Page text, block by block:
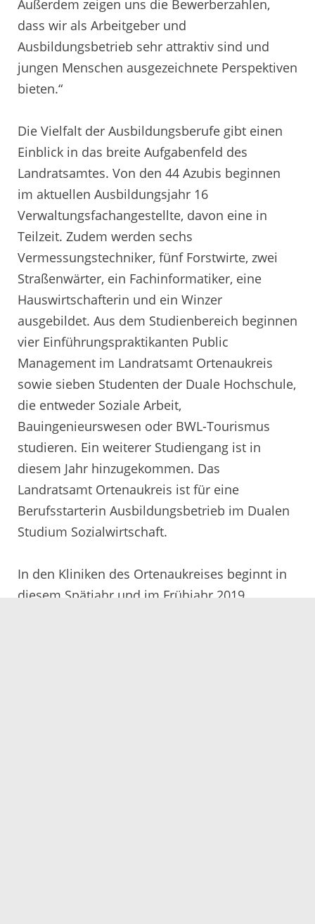
Außerdem zeigen uns die Bewerberzahlen,
dass wir als Arbeitgeber und
Ausbildungsbetrieb sehr attraktiv sind und
jungen Menschen ausgezeichnete Perspektiven
bieten.“
Die Vielfalt der Ausbildungsberufe gibt einen
Einblick in das breite Aufgabenfeld des
Landratsamtes. Von den 44 Azubis beginnen
im aktuellen Ausbildungsjahr 16
Verwaltungsfachangestellte, davon eine in
Teilzeit. Zudem werden sechs
Vermessungstechniker, fünf Forstwirte, zwei
Straßenwärter, ein Fachinformatiker, eine
Hauswirtschafterin und ein Winzer
ausgebildet. Aus dem Studienbereich beginnen
vier Einführungspraktikanten Public
Management im Landratsamt Ortenaukreis
sowie sieben Studenten der Duale Hochschule,
die entweder Soziale Arbeit,
Bauingenieurswesen oder BWL-Tourismus
studieren. Ein weiterer Studiengang ist in
diesem Jahr hinzugekommen. Das
Landratsamt Ortenaukreis ist für eine
Berufsstarterin Ausbildungsbetrieb im Dualen
Studium Sozialwirtschaft.
In den Kliniken des Ortenaukreises beginnt in
diesem Spätjahr und im Frühjahr 2019